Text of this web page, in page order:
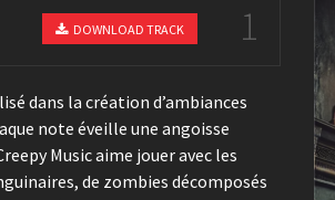
DOWNLOAD TRACK 1
dans la création d’ambiances
note éveille une angoisse
Music aime jouer avec les
de zombies décomposés